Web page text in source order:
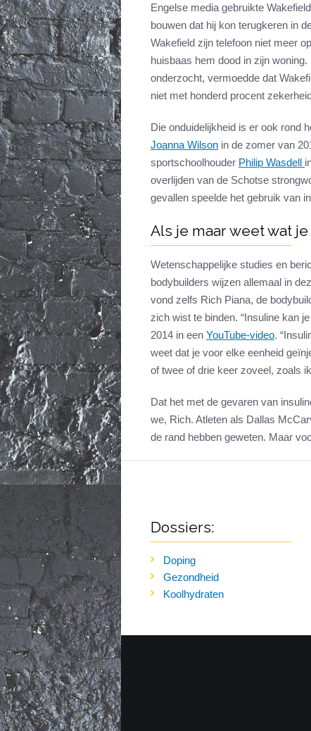
Engelse media gebruikte
bouwen dat hij kon terugkeren in
Wakefield zijn telefoon niet meer
huisbaas hem dood in zijn
onderzocht, vermoedde dat
niet met honderd procent
Die onduidelijkheid is er ook rond
Joanna Wilson in de zomer van
sportschoolhouder Philip Wasdell
overlijden van de Schotse
gevallen speelde het gebruik van
Als je maar weet wat
Wetenschappelijke studies en
bodybuilders wijzen allemaal in
vond zelfs Rich Piana, de
zich wist te binden. “Insuline kan
2014 in een YouTube-video.
weet dat je voor elke eenheid
of twee of drie keer zoveel, zoals
Dat het met de gevaren van
we, Rich. Atleten als Dallas
de rand hebben geweten. Maar
Dossiers:
Doping
Gezondheid
Koolhydraten